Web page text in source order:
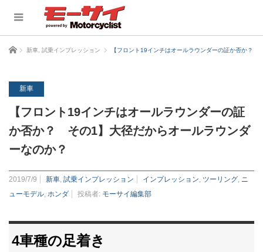
ホーム 新車 試乗インプレッション 【フロント19インチはオールラウンダーの証か否か？
新車
【フロント19インチはオールラウンダーの証
か否か？ その1】大径だからオールラウンダ
ーなのか？
2019/7/9 新車 試乗インプレッション インプレッション ツーリング ニ
ューモデル ホンダ 投稿者: モーサイ編集部
4車種の足着き